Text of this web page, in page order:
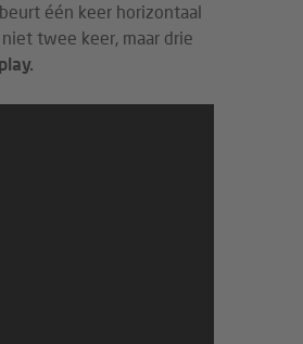
één keer horizontaal
twee keer, maar drie